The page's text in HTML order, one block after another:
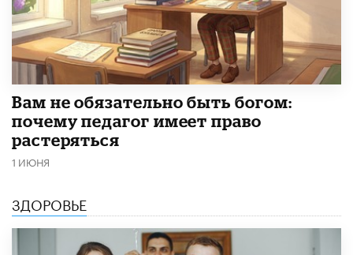
​Вам не обязательно быть богом:
почему педагог имеет право
растеряться
1 ИЮНЯ
ЗДОРОВЬЕ